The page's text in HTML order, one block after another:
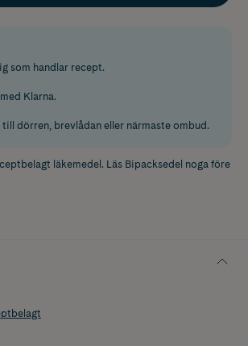
som handlar recept.
Klarna.
till dörren, brevlådan eller närmaste ombud.
läkemedel. Läs Bipacksedel noga före